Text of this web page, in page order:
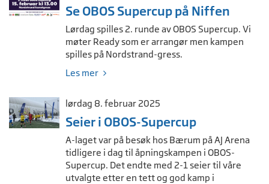
Se OBOS Supercup på Niffen
Lørdag spilles 2. runde av OBOS Supercup. Vi
møter Ready som er arrangør men kampen
spilles på Nordstrand-gress.
Les mer
lørdag 8. februar 2025
Seier i OBOS-Supercup
A-laget var på besøk hos Bærum på AJ Arena
tidligere i dag til åpningskampen i OBOS-
Supercup. Det endte med 2-1 seier til våre
utvalgte etter en tett og god kamp i